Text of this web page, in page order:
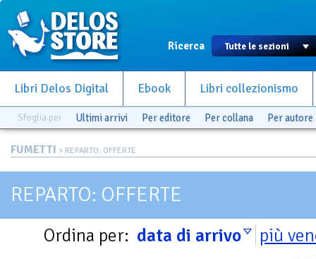
Ricerca
Libri Delos Digital Ebook Libri collezionismo
Sfoglia per Ultimi arrivi Per editore Per collana Per autore
FUMETTI > REPARTO: OFFERTE
REPARTO: OFFERTE
Ordina per: data di arrivo più